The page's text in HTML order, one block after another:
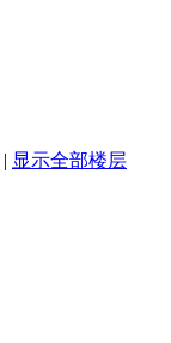
| 显示全部楼层